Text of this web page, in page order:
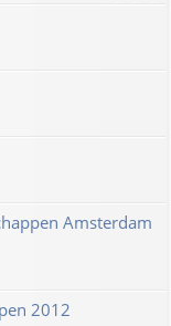
Amsterdam
2012